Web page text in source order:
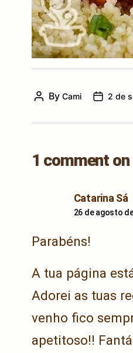
PostBy Cami
Post2 de
1 comment
Catarina Sá
26 de agosto
Parabéns!
A tua página
Adorei as tuas
venho fico
apetitoso!!